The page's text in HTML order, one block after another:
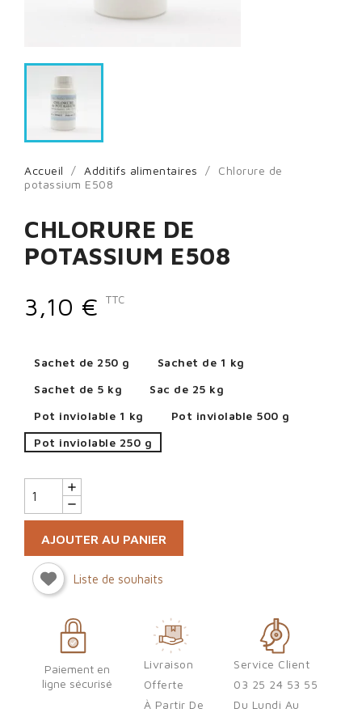
Accueil Additifs alimentaires
Chlorure de
potassium E508
CHLORURE DE
POTASSIUM E508
3,10 €
TTC
Sachet de 250 g
Sachet de 1 kg
Sachet de 5 kg
Sac de 25 kg
Pot inviolable 1 kg
Pot inviolable 500 g
Pot inviolable 250 g
AJOUTER AU PANIER
Liste de souhaits
Paiement en
ligne sécurisé
Livraison
Offerte
À Partir De
Service Client
03 25 24 53 55
Du Lundi Au
Sign in
You need to be logged in to save products in your wish list.